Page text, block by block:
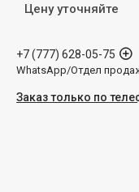
Цену уточняйте
+7 (777) 628-05-75
WhatsApp/Отдел
Заказ только по